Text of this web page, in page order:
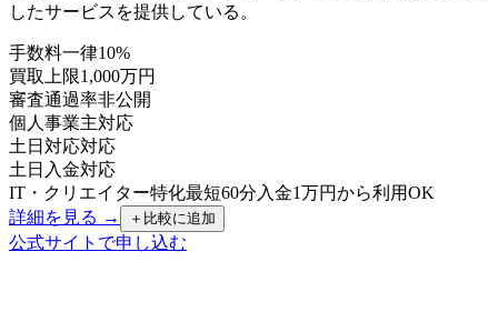
したサービスを提供している。
手数料一律10%
買取上限1,000万円
審査通過率非公開
個人事業主対応
土日対応対応
土日入金対応
IT・クリエイター特化最短60分入金1万円から利用OK
詳細を見る →
＋ 比較に追加
公式サイトで申し込む